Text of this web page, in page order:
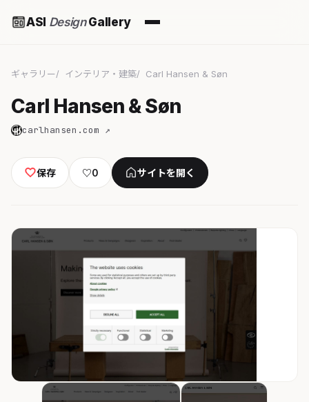
ASI DesignGallery
ギャラリー インテリア・建築 Carl Hansen & Søn
Carl Hansen & Søn
carlhansen.com ↗
保存 ♡0 サイトを開く